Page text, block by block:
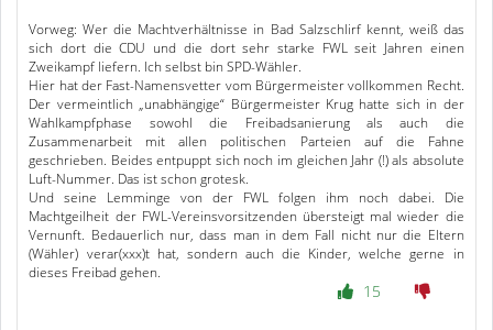
Vorweg: Wer die Machtverhältnisse in Bad Salzschlirf kennt, weiß das
sich dort die CDU und die dort sehr starke FWL seit Jahren einen
Zweikampf liefern. Ich selbst bin SPD-Wähler.
Hier hat der Fast-Namensvetter vom Bürgermeister vollkommen Recht.
Der vermeintlich „unabhängige“ Bürgermeister Krug hatte sich in der
Wahlkampfphase sowohl die Freibadsanierung als auch die
Zusammenarbeit mit allen politischen Parteien auf die Fahne
geschrieben. Beides entpuppt sich noch im gleichen Jahr (!) als absolute
Luft-Nummer. Das ist schon grotesk.
Und seine Lemminge von der FWL folgen ihm noch dabei. Die
Machtgeilheit der FWL-Vereinsvorsitzenden übersteigt mal wieder die
Vernunft. Bedauerlich nur, dass man in dem Fall nicht nur die Eltern
(Wähler) verar(xxx)t hat, sondern auch die Kinder, welche gerne in
dieses Freibad gehen.
15